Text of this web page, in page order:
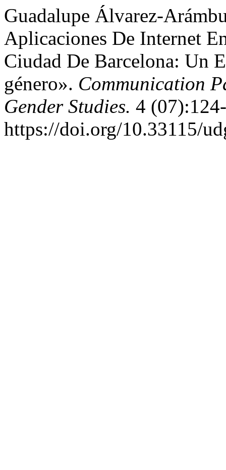
Guadalupe Álvarez-
Aplicaciones De Internet
Ciudad De Barcelona: Un
género». Communication
Gender Studies. 4
https://doi.org/10.33115/